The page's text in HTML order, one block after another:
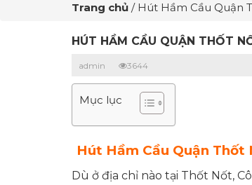
Trang chủ / Hút Hầm Cầu Quận
HÚT HẦM CẦU QUẬN THỐT
admin 3644
Mục lục
Hút Hầm Cầu Quận Thốt
Dù ở địa chỉ nào tại Thốt Nốt,